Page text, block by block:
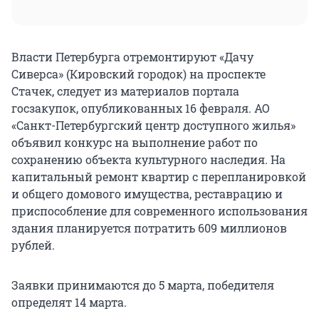
Власти Петербурга отремонтируют «Дачу
Сиверса» (Кировский городок) на проспекте
Стачек, следует из материалов портала
госзакупок, опубликованных 16 февраля. АО
«Санкт-Петербургский центр доступного жилья»
объявил конкурс на выполнение работ по
сохранению объекта культурного наследия. На
капитальный ремонт квартир с перепланировкой
и общего домового имущества, реставрацию и
приспособление для современного использования
здания планируется потратить 609 миллионов
рублей.
Заявки принимаются до 5 марта, победителя
определят 14 марта.